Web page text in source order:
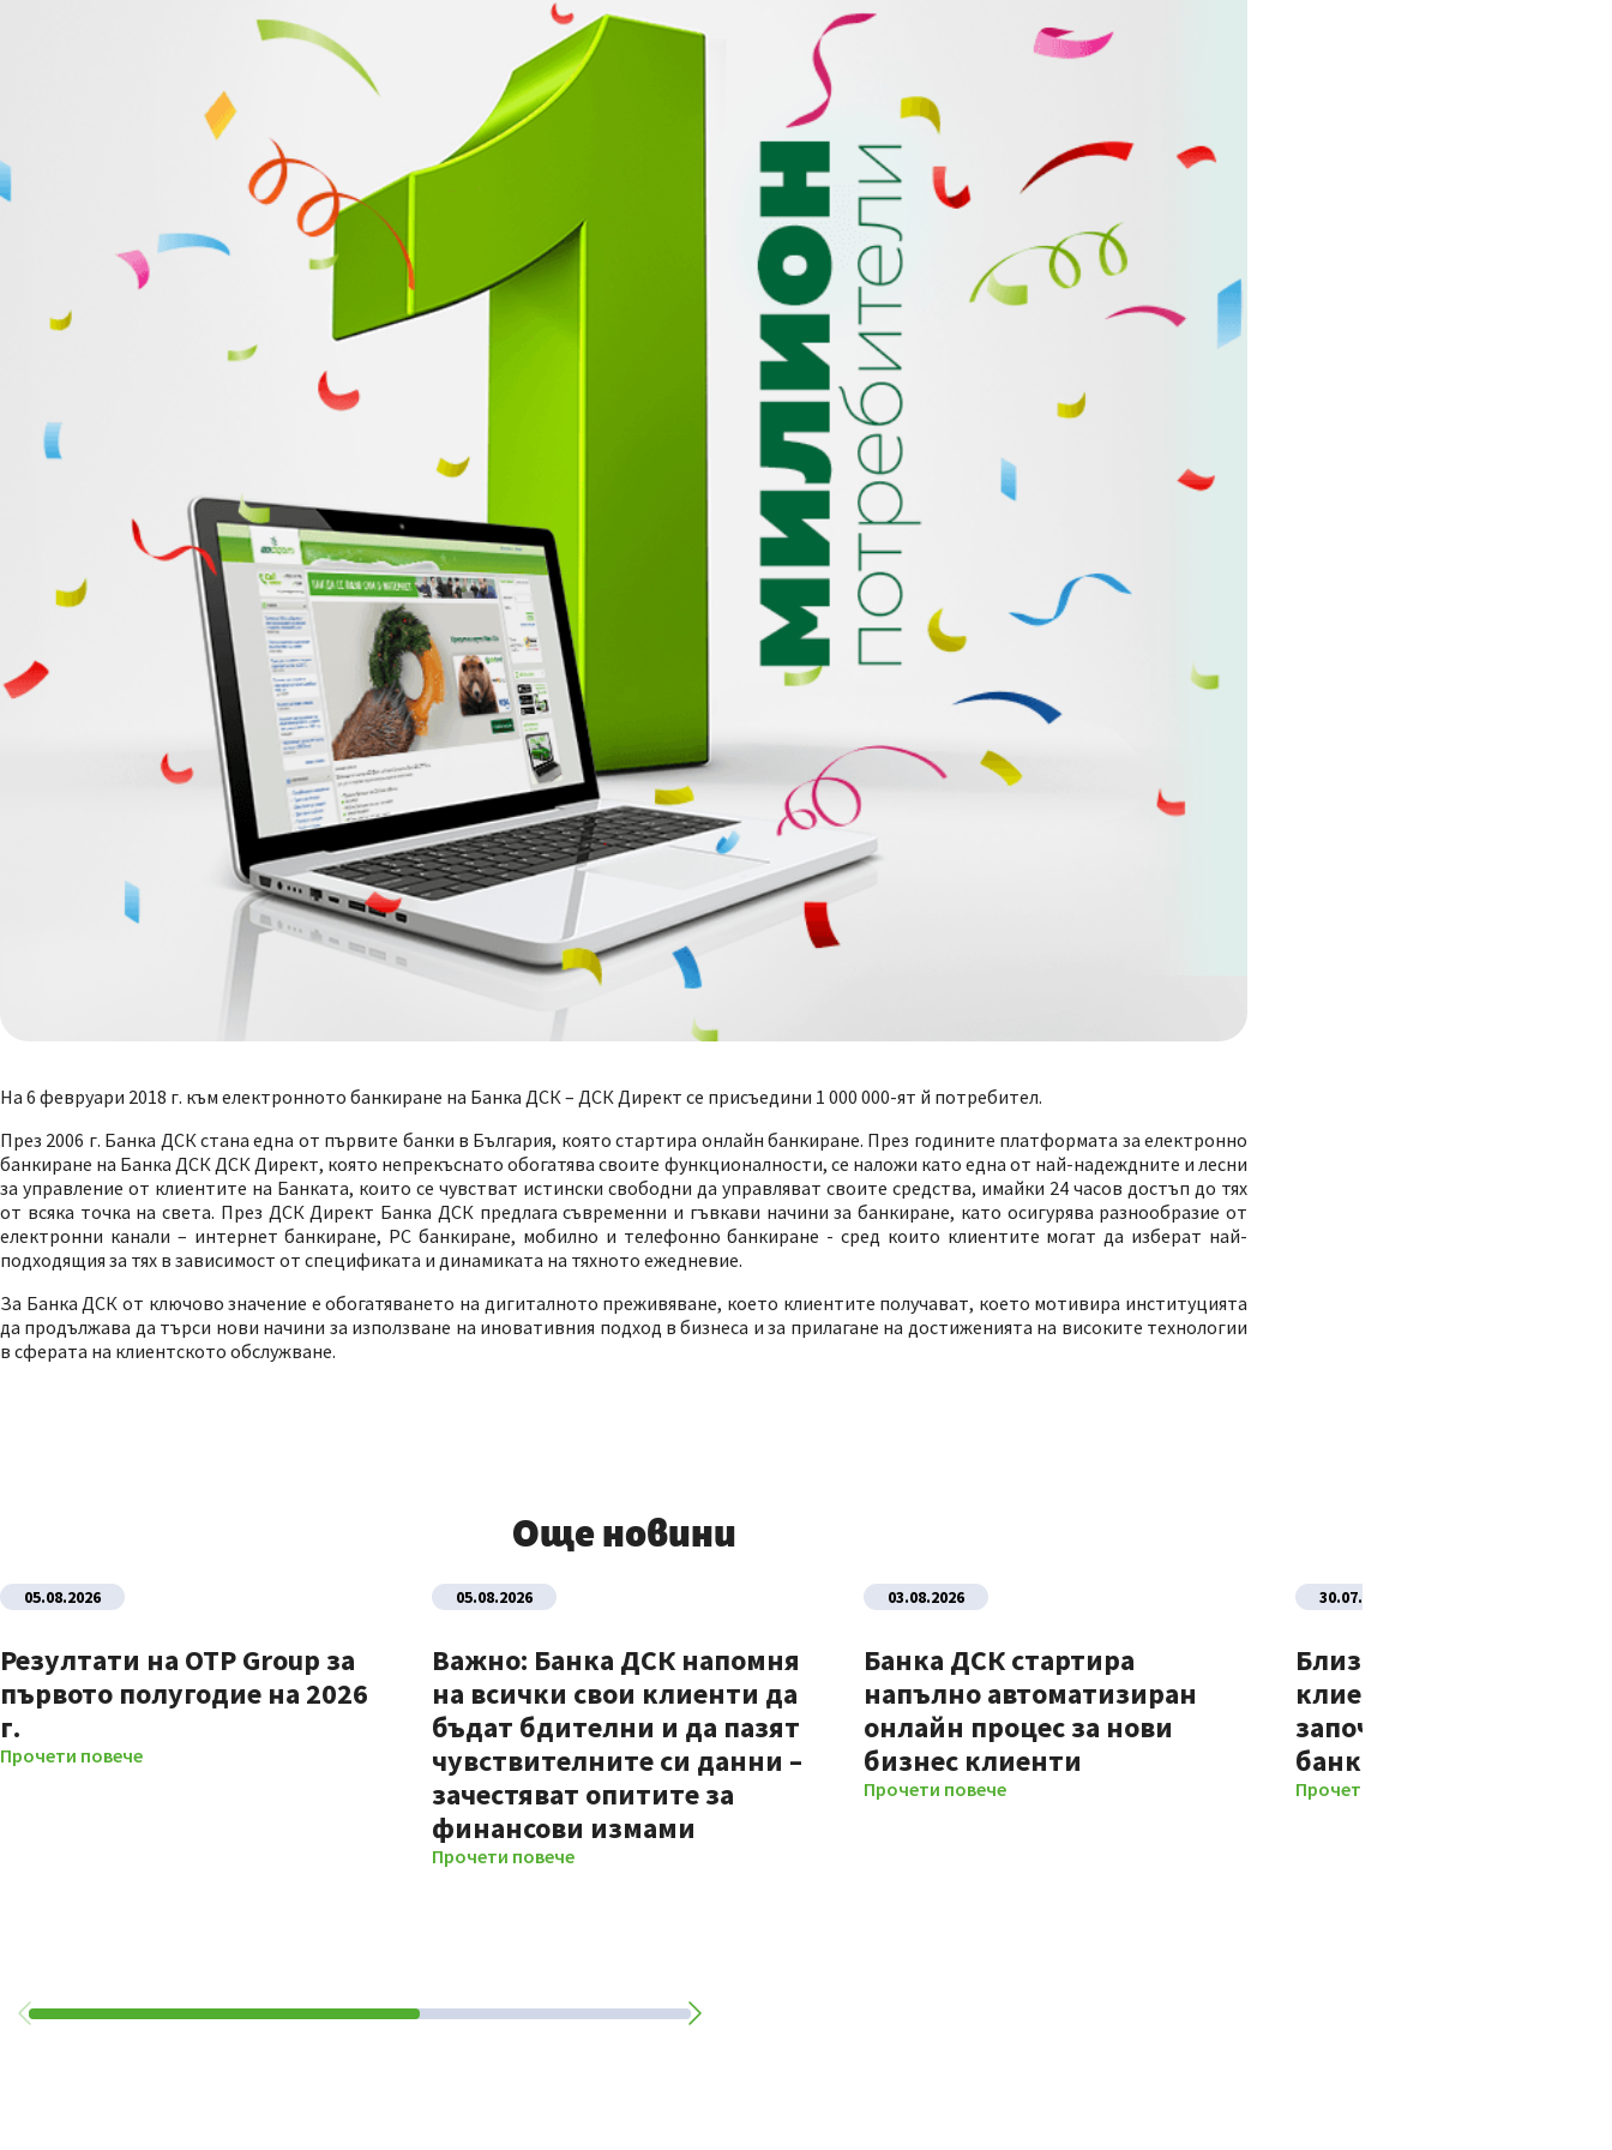
На 6 февруари 2018 г. към електронното банкиране на Банка ДСК – ДСК Директ се присъедини 1 000 000-ят й потребител.
През 2006 г. Банка ДСК стана една от първите банки в България, която стартира онлайн банкиране. През годините платформата за електронно
банкиране на Банка ДСК ДСК Директ, която непрекъснато обогатява своите функционалности, се наложи като една от най-надеждните и лесни
за управление от клиентите на Банката, които се чувстват истински свободни да управляват своите средства, имайки 24 часов достъп до тях
от всяка точка на света. През ДСК Директ Банка ДСК предлага съвременни и гъвкави начини за банкиране, като осигурява разнообразие от
електронни канали – интернет банкиране, PC банкиране, мобилно и телефонно банкиране - сред които клиентите могат да изберат най-
подходящия за тях в зависимост от спецификата и динамиката на тяхното ежедневие.
За Банка ДСК от ключово значение е обогатяването на дигиталното преживяване, което клиентите получават, което мотивира институцията
да продължава да търси нови начини за използване на иновативния подход в бизнеса и за прилагане на достиженията на високите технологии
в сферата на клиентското обслужване.
Още новини
05.08.2026
Резултати на OTP Group за
първото полугодие на 2026
г.
Прочети повече
05.08.2026
Важно: Банка ДСК напомня
на всички свои клиенти да
бъдат бдителни и да пазят
чувствителните си данни –
зачестяват опитите за
финансови измами
Прочети повече
03.08.2026
Банка ДСК стартира
напълно автоматизиран
онлайн процес за нови
бизнес клиенти
Прочети повече
30.07.2026
Близо 70% от новите
клиенти на Банка ДСК
започват отношенията
банката изцяло
Прочети повече